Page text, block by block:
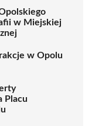
w Miejskiej
w Opolu
Placu